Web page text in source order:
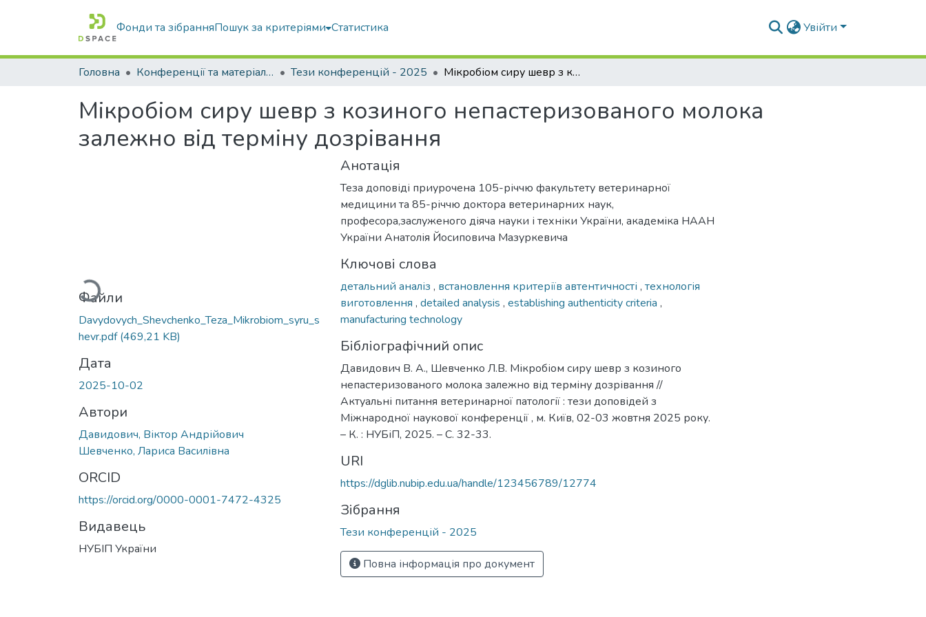
Фонди та зібранняПошук за критеріями Статистика Увійти
Головна Конференції та матеріали конференцій Тези конференцій - 2025 Мікробіом сиру шевр з козиного непастеризованого молока залежно від терміну дозрівання
Мікробіом сиру шевр з козиного непастеризованого молока
залежно від терміну дозрівання
Вантажиться...
Файли
Davydovych_Shevchenko_Teza_Mikrobiom_syru_s
hevr.pdf(469,21 KB)
Дата
2025-10-02
Автори
Давидович, Віктор Андрійович
Шевченко, Лариса Василівна
ORCID
https://orcid.org/0000-0001-7472-4325
Видавець
НУБІП України
Анотація
Теза доповіді приурочена 105-річчю факультету ветеринарної
медицини та 85-річчю доктора ветеринарних наук,
професора,заслуженого діяча науки і техніки України, академіка НААН
України Анатолія Йосиповича Мазуркевича
Ключові слова
детальний аналіз , встановлення критеріїв автентичності , технологія
виготовлення , detailed analysis , establishing authenticity criteria ,
manufacturing technology
Бібліографічний опис
Давидович В. А., Шевченко Л.В. Мікробіом сиру шевр з козиного
непастеризованого молока залежно від терміну дозрівання //
Актуальні питання ветеринарної патології : тези доповідей з
Міжнародної наукової конференції , м. Київ, 02-03 жовтня 2025 року.
– К. : НУБіП, 2025. – С. 32-33.
URI
https://dglib.nubip.edu.ua/handle/123456789/12774
Зібрання
Тези конференцій - 2025
Повна інформація про документ